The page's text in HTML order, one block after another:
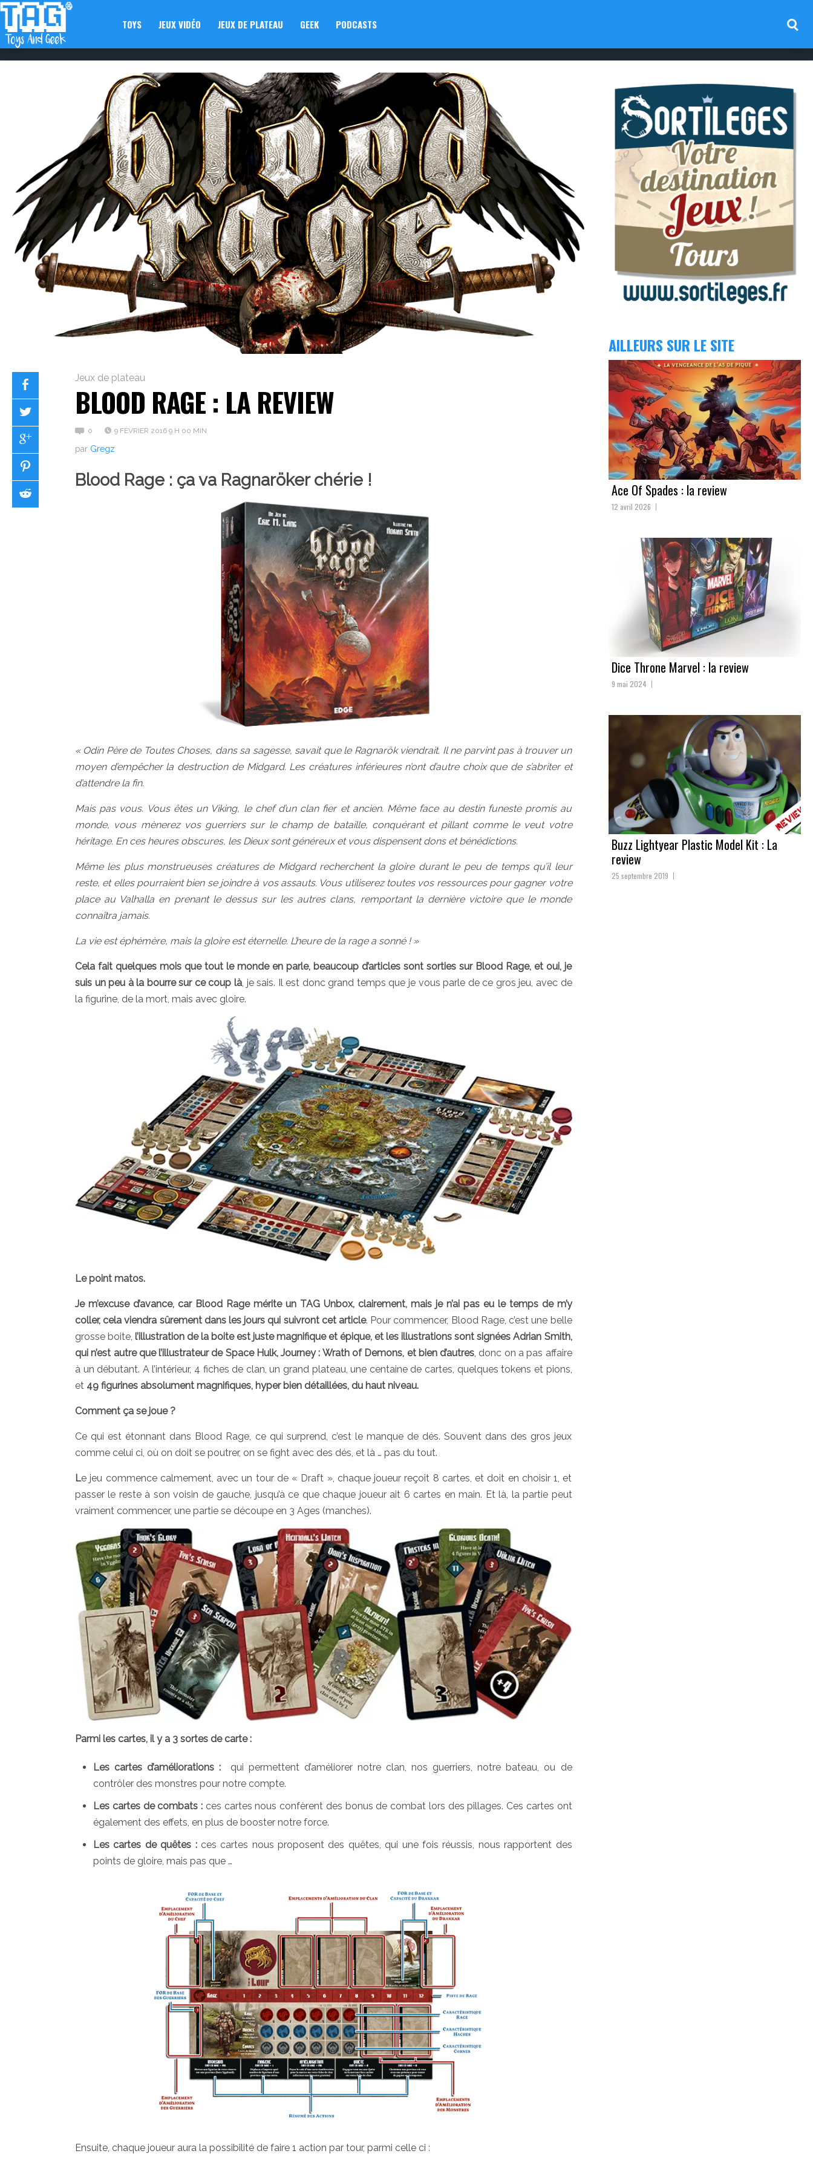
TOYS JEUX VIDÉO JEUX DE PLATEAU GEEK PODCASTS
Jeux de plateau
BLOOD RAGE : LA REVIEW
0 9 FÉVRIER 2016 9 H 00 MIN
par Gregz
Blood Rage : ça va Ragnaröker chérie !
« Odin Père de Toutes Choses, dans sa sagesse, savait que le Ragnarök viendrait. Il ne parvint pas à trouver un
moyen d’empêcher la destruction de Midgard. Les créatures inférieures n’ont d’autre choix que de s’abriter et
d’attendre la fin.
Mais pas vous. Vous êtes un Viking, le chef d’un clan fier et ancien. Même face au destin funeste promis au
monde, vous mènerez vos guerriers sur le champ de bataille, conquérant et pillant comme le veut votre
héritage. En ces heures obscures, les Dieux sont généreux et vous dispensent dons et bénédictions.
Même les plus monstrueuses créatures de Midgard recherchent la gloire durant le peu de temps qu’il leur
reste, et elles pourraient bien se joindre à vos assauts. Vous utiliserez toutes vos ressources pour gagner votre
place au Valhalla en prenant le dessus sur les autres clans, remportant la dernière victoire que le monde
connaîtra jamais.
La vie est éphémère, mais la gloire est éternelle. L’heure de la rage a sonné ! »
Cela fait quelques mois que tout le monde en parle, beaucoup d’articles sont sorties sur Blood Rage, et oui, je
suis un peu à la bourre sur ce coup là, je sais. Il est donc grand temps que je vous parle de ce gros jeu, avec de
la figurine, de la mort, mais avec gloire.
Le point matos.
Je m’excuse d’avance, car Blood Rage mérite un TAG Unbox, clairement, mais je n’ai pas eu le temps de m’y
coller, cela viendra sûrement dans les jours qui suivront cet article. Pour commencer, Blood Rage, c’est une belle
grosse boite,l’illustration de la boite est juste magnifique et épique, et les illustrations sont signées Adrian Smith,
qui n’est autre que l’illustrateur de Space Hulk, Journey : Wrath of Demons, et bien d’autres, donc on a pas affaire
à un débutant. A l’intérieur, 4 fiches de clan, un grand plateau, une centaine de cartes, quelques tokens et pions,
et 49 figurines absolument magnifiques, hyper bien détaillées, du haut niveau.
Comment ça se joue ?
Ce qui est étonnant dans Blood Rage, ce qui surprend, c’est le manque de dés. Souvent dans des gros jeux
comme celui ci, où on doit se poutrer, on se fight avec des dés, et là … pas du tout.
Le jeu commence calmement, avec un tour de « Draft », chaque joueur reçoit 8 cartes, et doit en choisir 1, et
passer le reste à son voisin de gauche, jusqu’à ce que chaque joueur ait 6 cartes en main. Et là, la partie peut
vraiment commencer, une partie se découpe en 3 Ages (manches).
Parmi les cartes, il y a 3 sortes de carte :
Les cartes d’améliorations : qui permettent d’améliorer notre clan, nos guerriers, notre bateau, ou de
contrôler des monstres pour notre compte.
Les cartes de combats : ces cartes nous confèrent des bonus de combat lors des pillages. Ces cartes ont
également des effets, en plus de booster notre force.
Les cartes de quêtes :ces cartes nous proposent des quêtes, qui une fois réussis, nous rapportent des
points de gloire, mais pas que …
Ensuite, chaque joueur aura la possibilité de faire 1 action par tour, parmi celle ci :
AILLEURS SUR LE SITE
Ace Of Spades : la review
12 avril 2026
Dice Throne Marvel : la review
9 mai 2024
Buzz Lightyear Plastic Model Kit : La
review
25 septembre 2019